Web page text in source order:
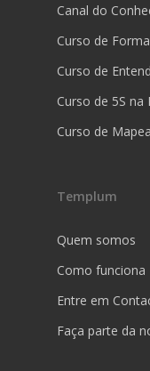
Canal do
Curso de
Curso de
Curso de 5S na
Curso de
Templum
Quem somos
Como funciona
Entre em
Faça parte da